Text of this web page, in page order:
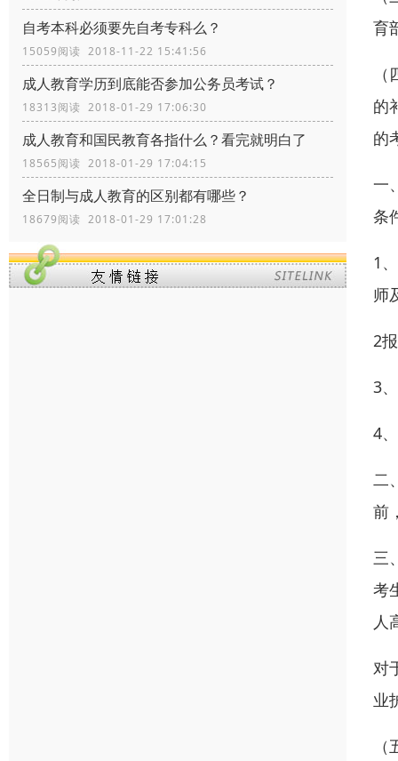
自考本科必须要先自考专科么？
15059阅读 2018-11-22 15:41:56
成人教育学历到底能否参加公务员考试？
18313阅读 2018-01-29 17:06:30
成人教育和国民教育各指什么？看完就明白了
18565阅读 2018-01-29 17:04:15
全日制与成人教育的区别都有哪些？
18679阅读 2018-01-29 17:01:28
育
的
的
一
条
1
师
2
3
4
二
前
三
考
人
对
业